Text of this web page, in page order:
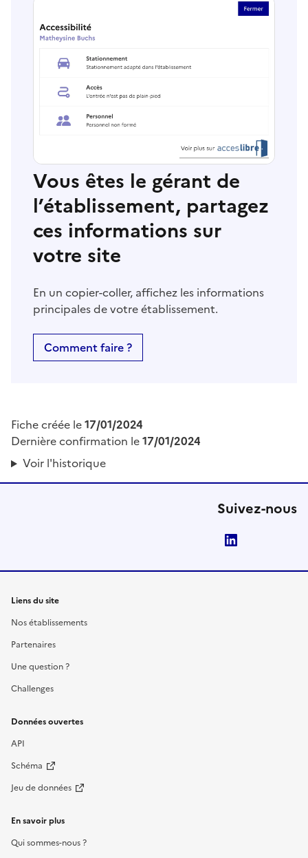
Vous êtes le gérant de
l’établissement, partagez
ces informations sur
votre site
En un copier-coller, affichez les informations
principales de votre établissement.
Comment faire ?
Fiche créée le17/01/2024
Dernière confirmation le17/01/2024
Voir l'historique
Suivez-nous
Liens du site
Nos établissements
Partenaires
Une question ?
Challenges
Données ouvertes
API
Schéma
Jeu de données
En savoir plus
Qui sommes-nous ?